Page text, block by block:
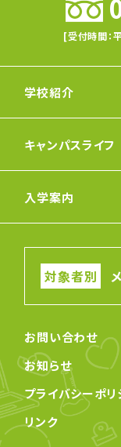
[受付時間
学校紹介
キャンパスライフ
入学案内
お問い合わせ
お知らせ
プライバシーポリ
リンク